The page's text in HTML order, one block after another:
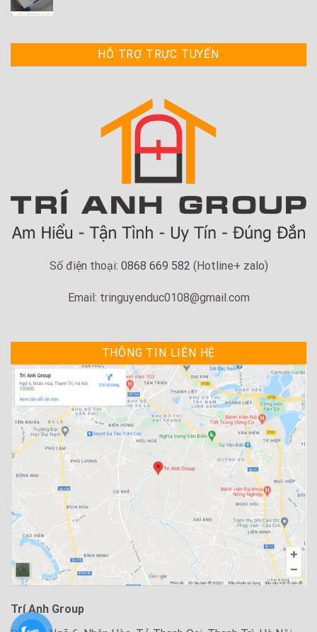
HỖ TRỢ TRỰC TUYẾN
Số điện thoại: 0868 669 582 (Hotline+ zalo)
Email: tringuyenduc0108@gmail.com
THÔNG TIN LIÊN HỆ
Trí Anh Group